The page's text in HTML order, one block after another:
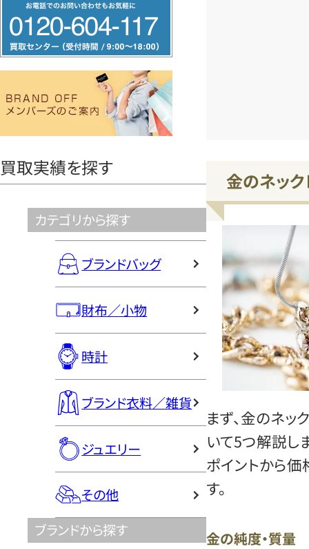
リ
ー
ヤ
買取実績を探す
カテゴリから探す
ブランドバッグ
財布／小物
時計
ブランド衣料／雑貨
ジュエリー
その他
ブランドから探す
金のネッ
まず、金のネ
いて5つ解説し
ポイントから
す。
金の純度・質量